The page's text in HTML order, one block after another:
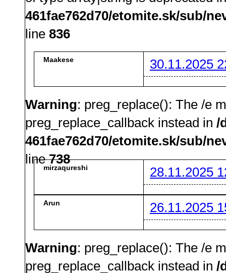
461fae762d70/etomite.sk/sub/
line 836
Maakese 30.11.2025
Warning: preg_replace(): The /e
preg_replace_callback instead in /
461fae762d70/etomite.sk/sub/
line738
mirzaqureshi 28.11.2025
Arun 26.11.2025
Warning: preg_replace(): The /e
preg_replace_callback instead in /